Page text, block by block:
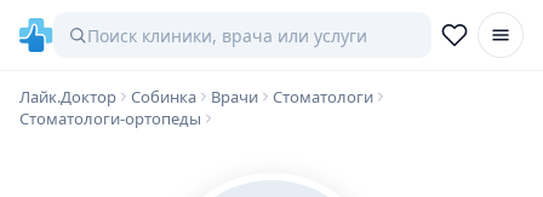
Лайк.Доктор Собинка Врачи
Стоматологи
Стоматологи-ортопеды